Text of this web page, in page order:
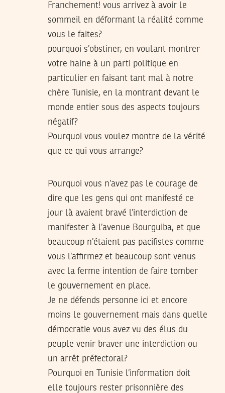
Franchement! vous arrivez à avoir le
sommeil en déformant la réalité comme
vous le faites?
pourquoi s’obstiner, en voulant montrer
votre haine à un parti politique en
particulier en faisant tant mal à notre
chère Tunisie, en la montrant devant le
monde entier sous des aspects toujours
négatif?
Pourquoi vous voulez montre de la vérité
que ce qui vous arrange?
Pourquoi vous n’avez pas le courage de
dire que les gens qui ont manifesté ce
jour là avaient bravé l’interdiction de
manifester à l’avenue Bourguiba, et que
beaucoup n’étaient pas pacifistes comme
vous l’affirmez et beaucoup sont venus
avec la ferme intention de faire tomber
le gouvernement en place.
Je ne défends personne ici et encore
moins le gouvernement mais dans quelle
démocratie vous avez vu des élus du
peuple venir braver une interdiction ou
un arrêt préfectoral?
Pourquoi en Tunisie l’information doit
elle toujours rester prisonnière des